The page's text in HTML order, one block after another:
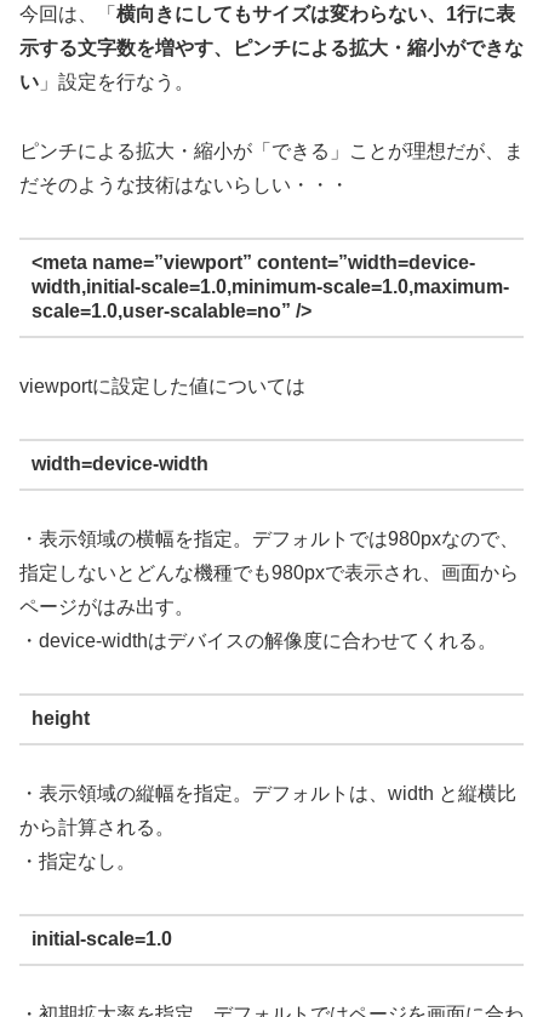
今回は、「 横向きにしてもサイズは変わらない、1行に表
示する文字数を増やす、ピンチによる拡大・縮小ができな
い 」設定を行なう。
ピンチによる拡大・縮小が「できる」ことが理想だが、ま
だそのような技術はないらしい・・・
<meta name=”viewport” content=”width=device-
width,initial-scale=1.0,minimum-scale=1.0,maximum-
scale=1.0,user-scalable=no” />
viewportに設定した値については
width=device-width
・表示領域の横幅を指定。デフォルトでは980pxなので、
指定しないとどんな機種でも980pxで表示され、画面から
ページがはみ出す。
・device-widthはデバイスの解像度に合わせてくれる。
height
・表示領域の縦幅を指定。デフォルトは、width と縦横比
から計算される。
・指定なし。
initial-scale=1.0